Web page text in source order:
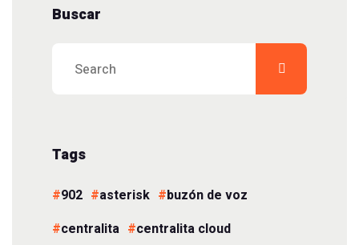
Buscar
Tags
902 asterisk
buzón de voz
centralita
centralita cloud